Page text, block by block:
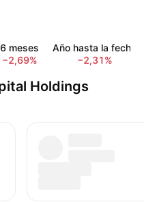
6 meses
−2,69%
Año hasta la fecha
−2,31%
Holdings